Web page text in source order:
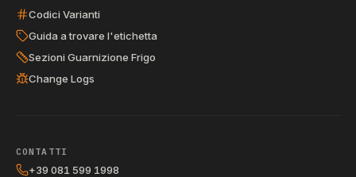
Codici Varianti
Guida a trovare l'etichetta
Sezioni Guarnizione Frigo
Change Logs
CONTATTI
+39 081 599 1998